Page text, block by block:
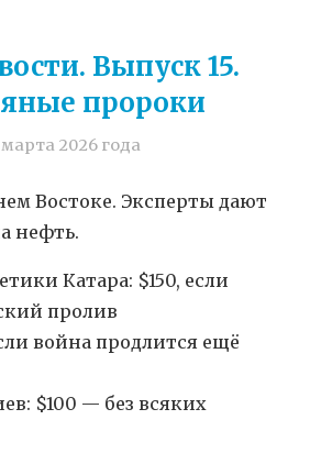
Выпуск 15.
пророки
марта 2026 года
Востоке. Эксперты дают
нефть.
Катара: $150, если
пролив
война продлится ещё
$100 — без всяких